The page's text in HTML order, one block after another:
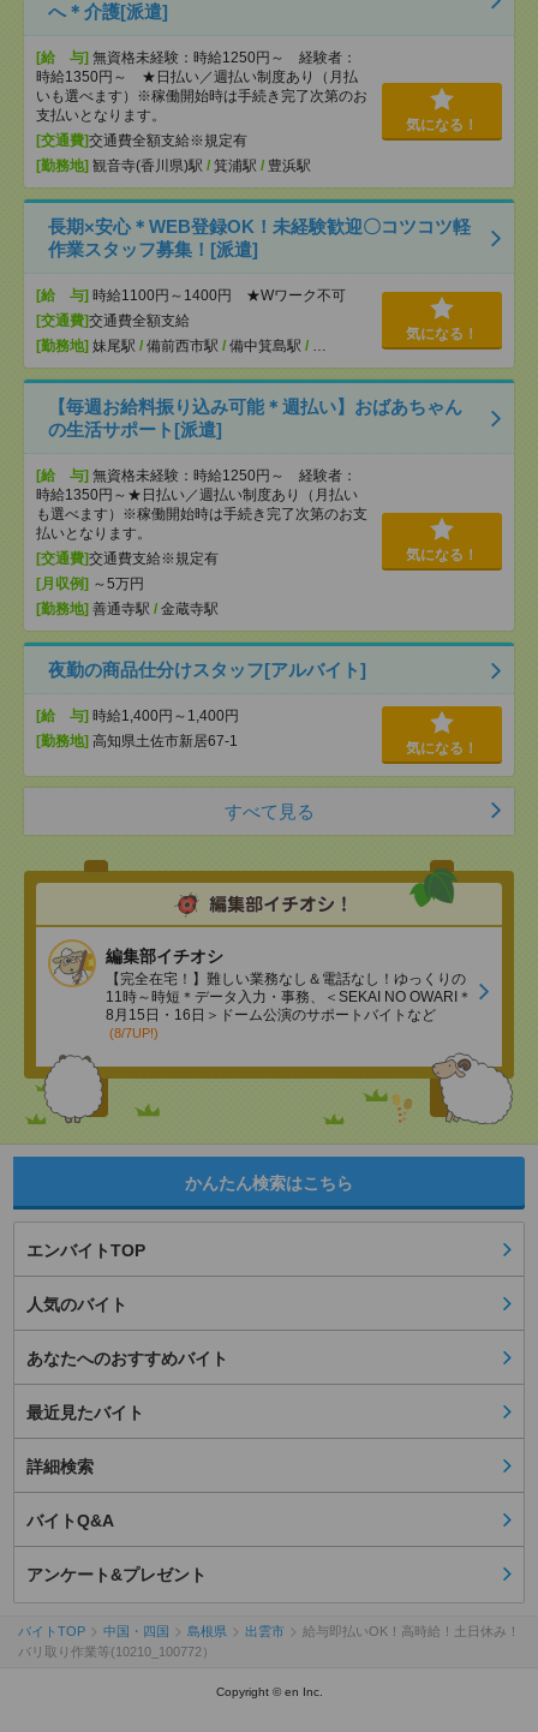
へ＊介護[派遣]
[給 与] 無資格未経験：時給1250円～ 経験者：
時給1350円～ ★日払い／週払い制度あり（月払
いも選べます）※稼働開始時は手続き完了次第のお
支払いとなります。
[交通費]交通費全額支給※規定有
[勤務地] 観音寺(香川県)駅 / 箕浦駅 / 豊浜駅
気になる！
長期×安心＊WEB登録OK！未経験歓迎〇コツコツ軽
作業スタッフ募集！[派遣]
[給 与] 時給1100円～1400円 ★Wワーク不可
[交通費]交通費全額支給
[勤務地] 妹尾駅 / 備前西市駅 / 備中箕島駅 / …
気になる！
【毎週お給料振り込み可能＊週払い】おばあちゃん
の生活サポート[派遣]
[給 与] 無資格未経験：時給1250円～ 経験者：
時給1350円～★日払い／週払い制度あり（月払い
も選べます）※稼働開始時は手続き完了次第のお支
払いとなります。
[交通費]交通費支給※規定有
[月収例] ～5万円
[勤務地] 善通寺駅 / 金蔵寺駅
気になる！
夜勤の商品仕分けスタッフ[アルバイト]
[給 与] 時給1,400円～1,400円
[勤務地] 高知県土佐市新居67-1 気になる！
すべて見る
編集部イチオシ
【完全在宅！】難しい業務なし＆電話なし！ゆっくりの
11時～時短＊データ入力・事務、＜SEKAI NO OWARI＊
8月15日・16日＞ドーム公演のサポートバイトなど
(8/7UP!)
かんたん検索はこちら
エンバイトTOP
人気のバイト
あなたへのおすすめバイト
最近見たバイト
詳細検索
バイトQ&A
アンケート&プレゼント
バイトTOP 中国・四国 島根県 出雲市
給与即払いOK！高時給！土日休み！
バリ取り作業等(10210_100772）
Copyright © en Inc.